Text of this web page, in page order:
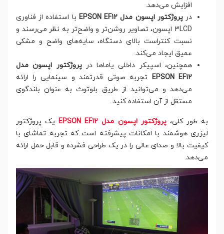
افزایش می‌دهد.
درپروژکتور اپسون مدل EPSON EF12
با استفاده از فناوری
3LCD اپسون، تصاویر روشن‌تر و واضح‌تر به نظر می‌رسند و
نسبت کنتراست بالای دستگاه، سایه‌های واضح و مشکی
عمیق ایجاد می‌کند.
همچنین، اسپیکر داخلی یاماها درپروژکتور اپسون مدل
EPSON EF12 تجربه صوتی قدرتمند و سینمایی را ارائه
می‌دهد و می‌توانید از طریق بلوتوث به عنوان بلندگوی
مستقل از آن استفاده کنید.
به طور کلی،پروژکتور اپسون مدل EPSON EF12
یک پروژکتور
لیزری هوشمند با امکانات پیشرفته است که تجربه تماشای با
کیفیت بالا و صدای عالی را در یک طراحی فشرده و قابل حمل ارائه
می‌دهد.